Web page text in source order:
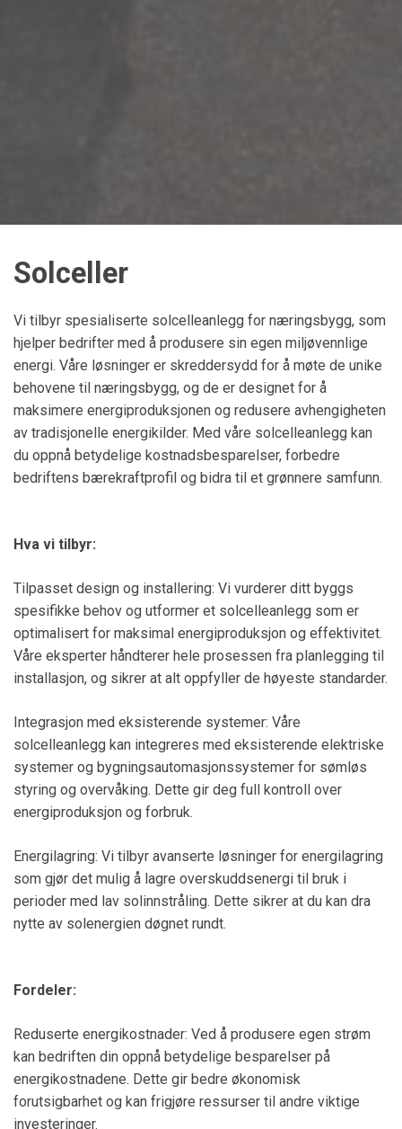
Solceller
Vi tilbyr spesialiserte solcelleanlegg for næringsbygg, som
hjelper bedrifter med å produsere sin egen miljøvennlige
energi. Våre løsninger er skreddersydd for å møte de unike
behovene til næringsbygg, og de er designet for å
maksimere energiproduksjonen og redusere avhengigheten
av tradisjonelle energikilder. Med våre solcelleanlegg kan
du oppnå betydelige kostnadsbesparelser, forbedre
bedriftens bærekraftprofil og bidra til et grønnere samfunn.
Hva vi tilbyr:
Tilpasset design og installering: Vi vurderer ditt byggs
spesifikke behov og utformer et solcelleanlegg som er
optimalisert for maksimal energiproduksjon og effektivitet.
Våre eksperter håndterer hele prosessen fra planlegging til
installasjon, og sikrer at alt oppfyller de høyeste standarder.
Integrasjon med eksisterende systemer: Våre
solcelleanlegg kan integreres med eksisterende elektriske
systemer og bygningsautomasjonssystemer for sømløs
styring og overvåking. Dette gir deg full kontroll over
energiproduksjon og forbruk.
Energilagring: Vi tilbyr avanserte løsninger for energilagring
som gjør det mulig å lagre overskuddsenergi til bruk i
perioder med lav solinnstråling. Dette sikrer at du kan dra
nytte av solenergien døgnet rundt.
Fordeler:
Reduserte energikostnader: Ved å produsere egen strøm
kan bedriften din oppnå betydelige besparelser på
energikostnadene. Dette gir bedre økonomisk
forutsigbarhet og kan frigjøre ressurser til andre viktige
investeringer.